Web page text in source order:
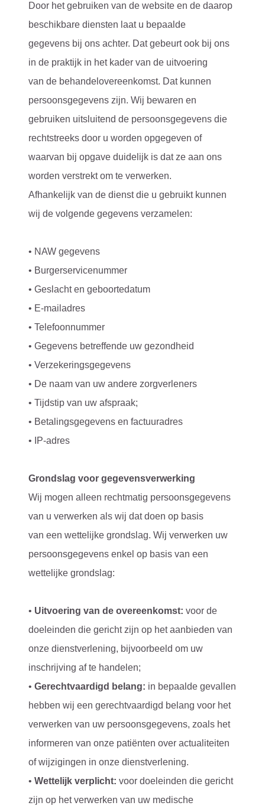
Door het gebruiken van de website en de daarop
beschikbare diensten laat u bepaalde
gegevens bij ons achter. Dat gebeurt ook bij ons
in de praktijk in het kader van de uitvoering
van de behandelovereenkomst. Dat kunnen
persoonsgegevens zijn. Wij bewaren en
gebruiken uitsluitend de persoonsgegevens die
rechtstreeks door u worden opgegeven of
waarvan bij opgave duidelijk is dat ze aan ons
worden verstrekt om te verwerken.
Afhankelijk van de dienst die u gebruikt kunnen
wij de volgende gegevens verzamelen:
• NAW gegevens
• Burgerservicenummer
• Geslacht en geboortedatum
• E-mailadres
• Telefoonnummer
• Gegevens betreffende uw gezondheid
• Verzekeringsgegevens
• De naam van uw andere zorgverleners
• Tijdstip van uw afspraak;
• Betalingsgegevens en factuuradres
• IP-adres
Grondslag voor gegevensverwerking
Wij mogen alleen rechtmatig persoonsgegevens
van u verwerken als wij dat doen op basis
van een wettelijke grondslag. Wij verwerken uw
persoonsgegevens enkel op basis van een
wettelijke grondslag:
• Uitvoering van de overeenkomst: voor de
doeleinden die gericht zijn op het aanbieden van
onze dienstverlening, bijvoorbeeld om uw
inschrijving af te handelen;
• Gerechtvaardigd belang: in bepaalde gevallen
hebben wij een gerechtvaardigd belang voor het
verwerken van uw persoonsgegevens, zoals het
informeren van onze patiënten over actualiteiten
of wijzigingen in onze dienstverlening.
• Wettelijk verplicht: voor doeleinden die gericht
zijn op het verwerken van uw medische